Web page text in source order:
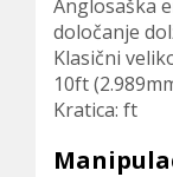
Anglosaška
določanje
Klasični
10ft
Kratica: ft